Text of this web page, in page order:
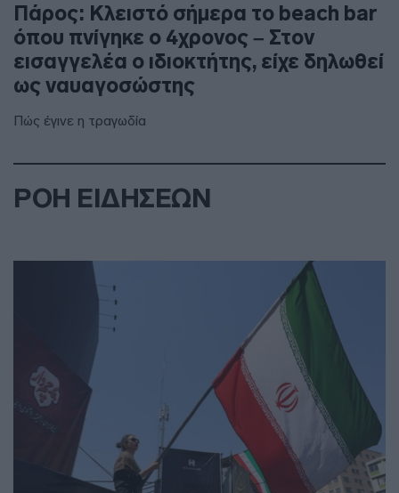
Πάρος: Κλειστό σήμερα το beach bar
όπου πνίγηκε ο 4χρονος – Στον
εισαγγελέα ο ιδιοκτήτης, είχε δηλωθεί
ως ναυαγοσώστης
Πώς έγινε η τραγωδία
ΡΟΗ ΕΙΔΗΣΕΩΝ